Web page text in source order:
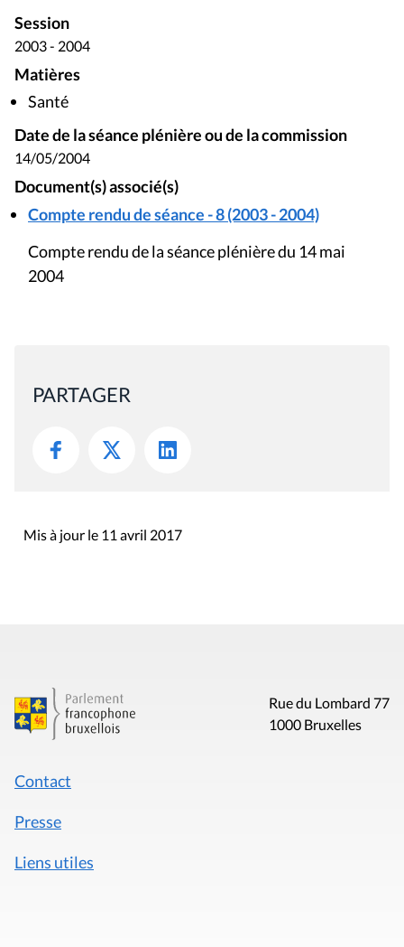
Session
2003 - 2004
Matières
Santé
Date de la séance plénière ou de la commission
14/05/2004
Document(s) associé(s)
Compte rendu de séance - 8 (2003 - 2004)
Compte rendu de la séance plénière du 14 mai
2004
PARTAGER
Mis à jour le 11 avril 2017
Rue du Lombard 77
1000 Bruxelles
Contact
Presse
Liens utiles